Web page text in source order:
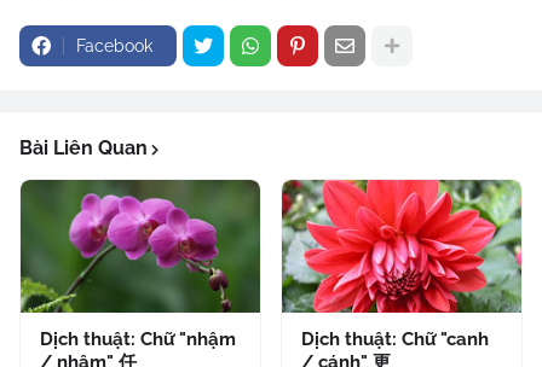
Facebook
Bài Liên Quan
Dịch thuật: Chữ "nhậm
/ nhâm" 任
Dịch thuật: Chữ "canh
/ cánh" 更